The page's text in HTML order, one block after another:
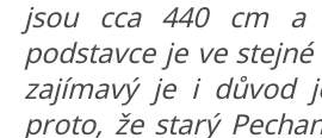
jsou cca 440 cm a
podstavce je ve
zajímavý je i důvod
proto, že starý